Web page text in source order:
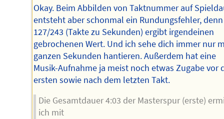
Okay. Beim Abbilden von Taktnummer auf
entsteht aber schonmal ein Rundungsfehler, denn
127/243 (Takte zu Sekunden) ergibt irgendeinen
gebrochenen Wert. Und ich sehe dich immer nur
ganzen Sekunden hantieren. Außerdem hat eine
Musik-Aufnahme ja meist noch etwas Zugabe vor
ersten sowie nach dem letzten Takt.
Die Gesamtdauer 4:03 der Masterspur (erste)
ich mit